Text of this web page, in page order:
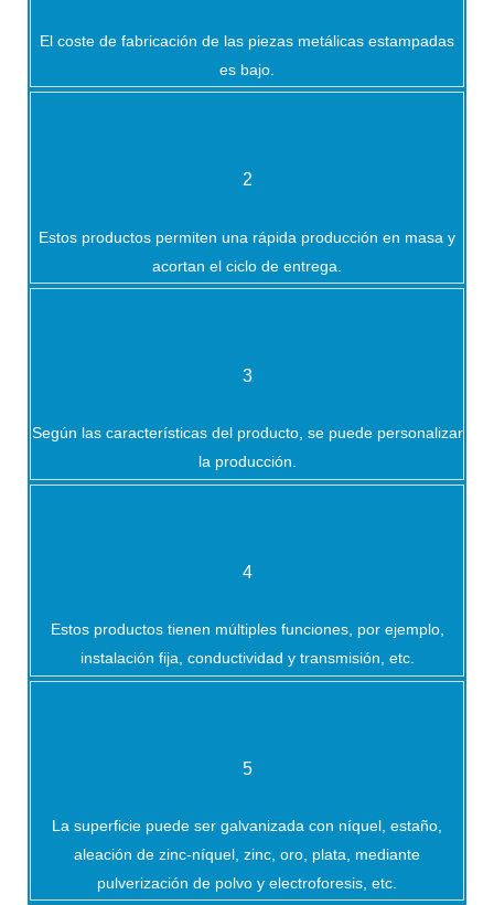
El coste de fabricación de las piezas metálicas estampadas
es bajo.
2
Estos productos permiten una rápida producción en masa y
acortan el ciclo de entrega.
3
Según las características del producto, se puede personalizar
la producción.
4
Estos productos tienen múltiples funciones, por ejemplo,
instalación fija, conductividad y transmisión, etc.
5
La superficie puede ser galvanizada con níquel, estaño,
aleación de zinc-níquel, zinc, oro, plata, mediante
pulverización de polvo y electroforesis, etc.